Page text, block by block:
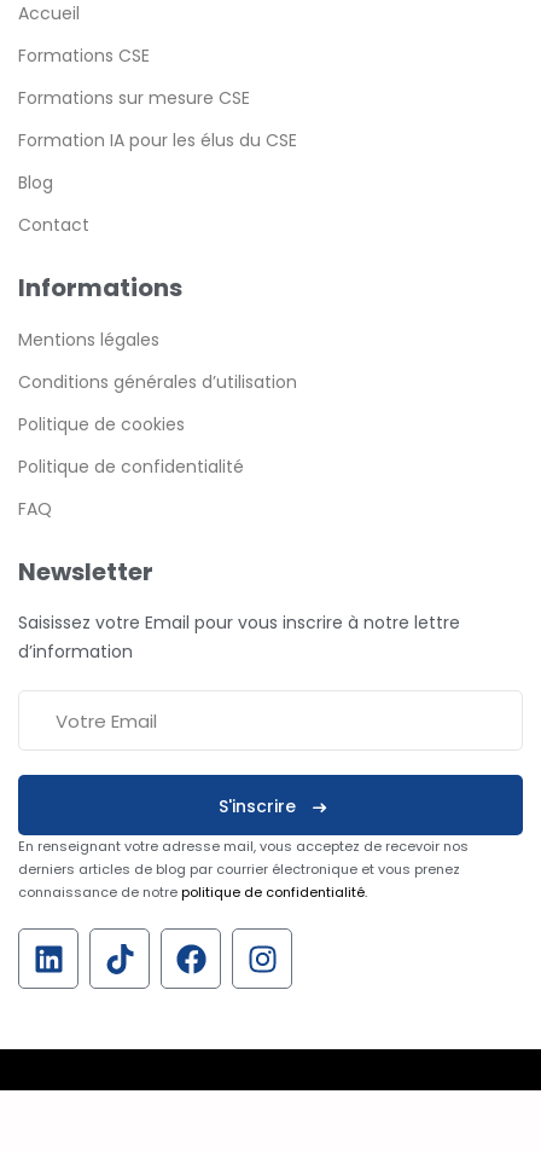
Accueil
Formations CSE
Formations sur mesure CSE
Formation IA pour les élus du CSE
Blog
Contact
Informations
Mentions légales
Conditions générales d’utilisation
Politique de cookies
Politique de confidentialité
FAQ
Newsletter
Saisissez votre Email pour vous inscrire à notre lettre
d’information
S'inscrire
En renseignant votre adresse mail, vous acceptez de recevoir nos
derniers articles de blog par courrier électronique et vous prenez
connaissance de notrepolitique de confidentialité.